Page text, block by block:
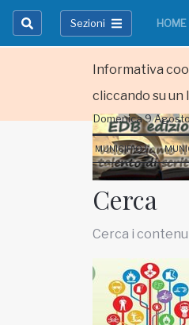
Informativa
cliccando su un
Sezioni HOME
Iscriviti alla newsletter
Domenica 9
MUNICIPIO 1
Cerca
Cerca i